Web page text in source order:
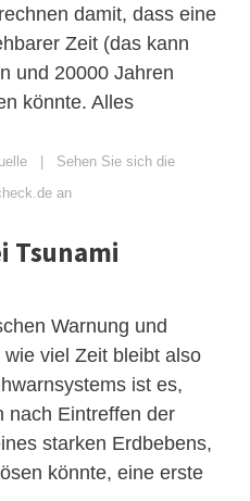
damit, dass eine
Zeit (das kann
und 20000 Jahren
könnte. Alles
| Sehen Sie sich die
an
Tsunami
Warnung und
viel Zeit bleibt also
ist es,
nach Eintreffen der
starken Erdbebens,
könnte, eine erste